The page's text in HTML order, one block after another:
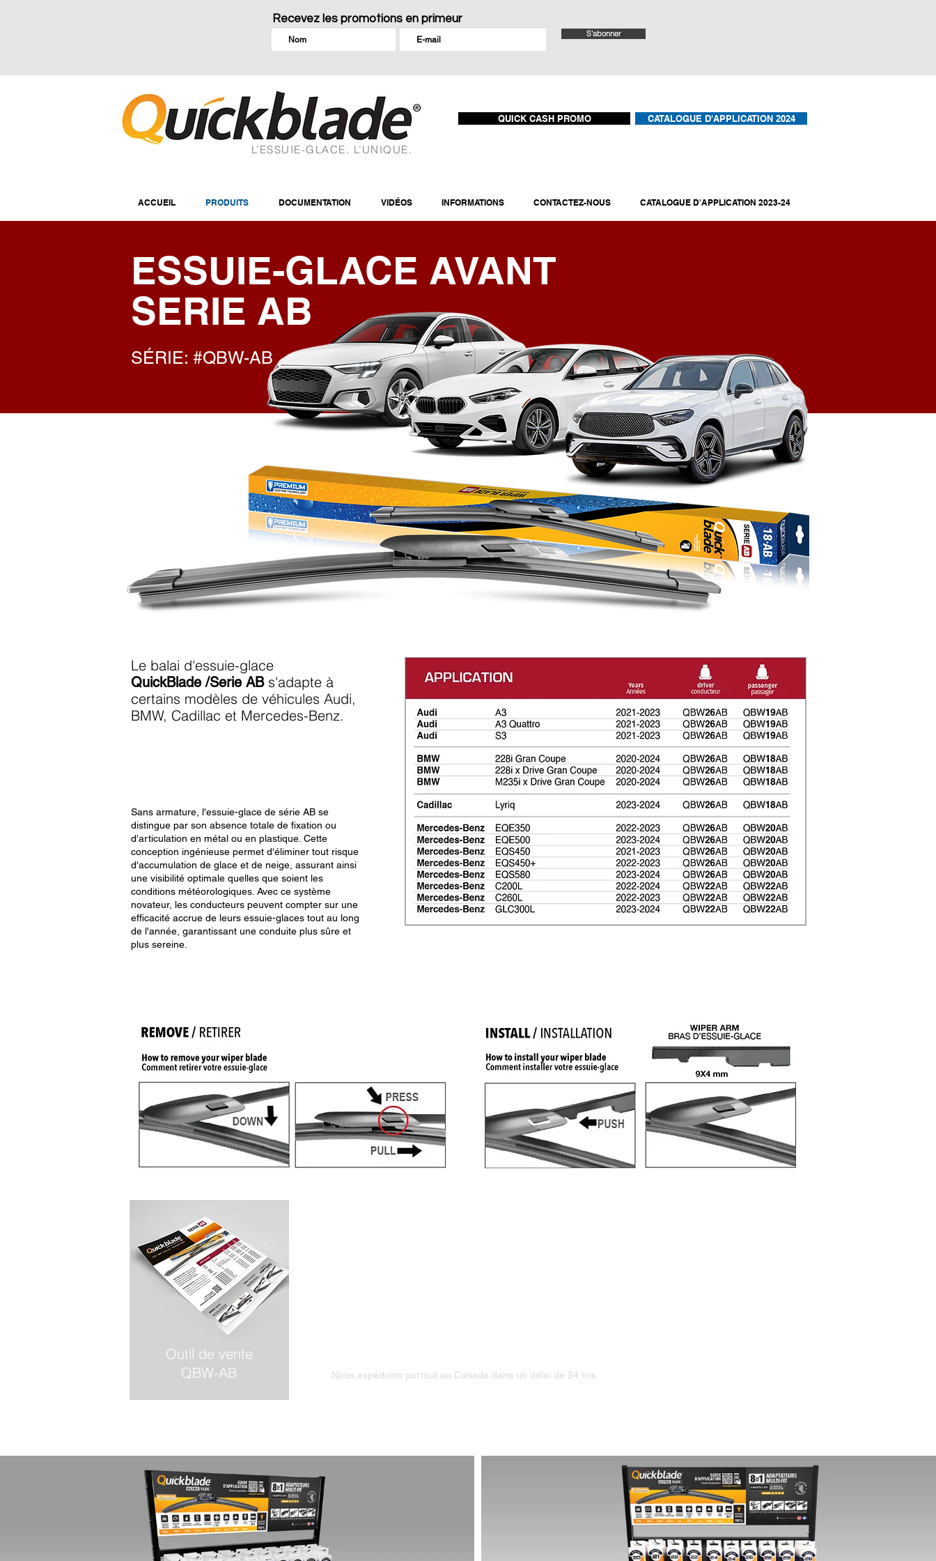
Recevez les promotions en primeur
S'abonner
L’ESSUIE-GLACE. L’UNIQUE.
QUICK CASH PROMO CATALOGUE D'APPLICATION 2024
ACCUEIL PRODUITS DOCUMENTATION VIDÉOS INFORMATIONS CONTACTEZ-NOUS CATALOGUE D'APPLICATION 2023-24
ESSUIE-GLACE AVANT
SERIE AB
SÉRIE: #QBW-AB
Le balai d'essuie-glace
QuickBlade /Serie ABs'adapte à
certains modèles de véhicules Audi,
BMW, Cadillac et Mercedes-Benz.
Sans armature, l'essuie-glace de série AB se
distingue par son absence totale de fixation ou
d'articulation en métal ou en plastique. Cette
conception ingénieuse permet d'éliminer tout risque
d'accumulation de glace et de neige, assurant ainsi
une visibilité optimale quelles que soient les
conditions météorologiques. Avec ce système
novateur, les conducteurs peuvent compter sur une
efficacité accrue de leurs essuie-glaces tout au long
de l'année, garantissant une conduite plus sûre et
plus sereine.
Outil de vente
QBW-AB
Nous expédions partout au Canada dans un délai de 24 hrs.